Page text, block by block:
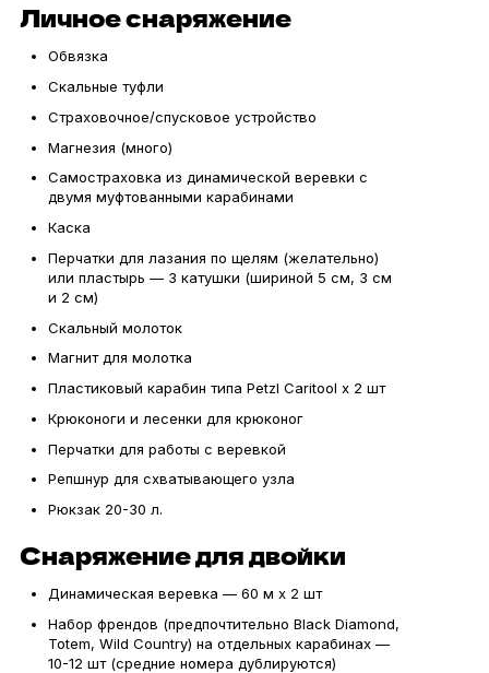
Личное снаряжение
Обвязка
Скальные туфли
Страховочное/спусковое устройство
Магнезия (много)
Самостраховка из динамической веревки с
двумя муфтованными карабинами
Каска
Перчатки для лазания по щелям (желательно)
или пластырь — 3 катушки (шириной 5 см, 3 см
и 2 см)
Скальный молоток
Магнит для молотка
Пластиковый карабин типа Petzl Caritool х 2 шт
Крюконоги и лесенки для крюконог
Перчатки для работы с веревкой
Репшнур для схватывающего узла
Рюкзак 20-30 л.
Снаряжение для двойки
Динамическая веревка — 60 м х 2 шт
Набор френдов (предпочтительно Black Diamond,
Totem, Wild Country) на отдельных карабинах —
10-12 шт (средние номера дублируются)